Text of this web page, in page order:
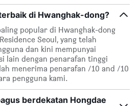
di Hwanghak-dong?
popular di Hwanghak-dong
Seoul, yang telah
dan kini mempunyai
lain dengan penarafan tinggi
menerima penarafan /10 and /10
pengguna kami.
berdekatan Hongdae